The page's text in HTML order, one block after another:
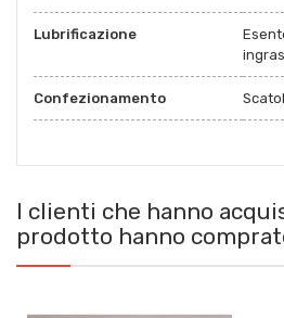
Lubrificazione
Confezionamento
I clienti che hanno
prodotto hanno